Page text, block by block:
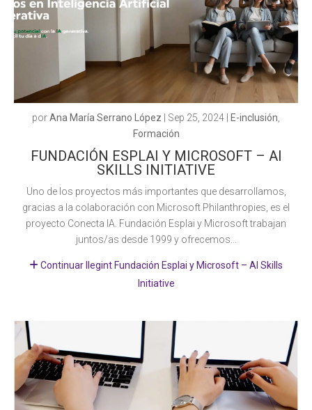
porAna María Serrano López Sep 25, 2024 E-inclusión
Formación
FUNDACIÓN ESPLAI Y MICROSOFT – AI
SKILLS INITIATIVE
Uno de los proyectos más importantes que desarrollamos,
gracias a la colaboración con Microsoft Philanthropies, es el
proyecto Conecta IA. Fundación Esplai y Microsoft trabajan
juntos/as desde 1999 y ofrecemos...
Continuar llegint Fundación Esplai y Microsoft – AI Skills
Initiative